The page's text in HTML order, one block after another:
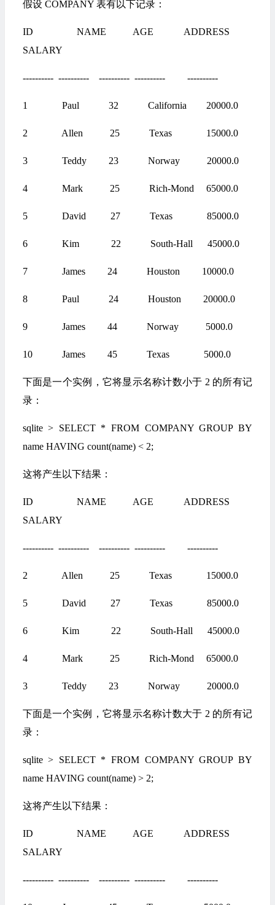
假设 COMPANY 表有以下记录：
ID NAME AGE ADDRESS
SALARY
---------- ---------- ---------- ---------- ----------
1 Paul 32 California 20000.0
2 Allen 25 Texas 15000.0
3 Teddy 23 Norway 20000.0
4 Mark 25 Rich-Mond 65000.0
5 David 27 Texas 85000.0
6 Kim 22 South-Hall 45000.0
7 James 24 Houston 10000.0
8 Paul 24 Houston 20000.0
9 James 44 Norway 5000.0
10 James 45 Texas 5000.0
下面是一个实例，它将显示名称计数小于 2 的所有记
录：
sqlite > SELECT * FROM COMPANY GROUP BY
name HAVING count(name) < 2;
这将产生以下结果：
ID NAME AGE ADDRESS
SALARY
---------- ---------- ---------- ---------- ----------
2 Allen 25 Texas 15000.0
5 David 27 Texas 85000.0
6 Kim 22 South-Hall 45000.0
4 Mark 25 Rich-Mond 65000.0
3 Teddy 23 Norway 20000.0
下面是一个实例，它将显示名称计数大于 2 的所有记
录：
sqlite > SELECT * FROM COMPANY GROUP BY
name HAVING count(name) > 2;
这将产生以下结果：
ID NAME AGE ADDRESS
SALARY
---------- ---------- ---------- ---------- ----------